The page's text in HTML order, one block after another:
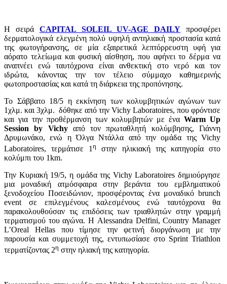
Η σειρά CAPITAL SOLEIL UV-AGE DAILY προσφέρει
δερματολογικά ελεγμένη πολύ υψηλή αντηλιακή προστασία κατά
της φωτογήρανσης, σε μία εξαιρετικά λεπτόρρευστη υφή για
αόρατο τελείωμα και φυσική αίσθηση, που αφήνει το δέρμα να
αναπνέει ενώ ταυτόχρονα είναι ανθεκτική στο νερό και τον
ιδρώτα, κάνοντας την τον τέλειο σύμμαχο καθημερινής
φωτοπροστασίας και κατά τη διάρκεια της προπόνησης.
Το Σάββατο 18/5 η εκκίνηση των κολυμβητικών αγώνων των
1χλμ. και 3χλμ. δόθηκε από την Vichy Laboratoires, που φρόντισε
και για την προθέρμανση των κολυμβητών με ένα Warm Up
Session by Vichyαπό τον πρωταθλητή κολύμβησης, Γιάννη
Δρυμωνάκο, ενώ η Όλγα Ντάλλα από την ομάδα της Vichy
Laboratoires, τερμάτισε 1η
στην ηλικιακή της κατηγορία στο
κολύμπι του 1km.
Την Κυριακή 19/5, η ομάδα της Vichy Laboratoires δημιούργησε
μια μοναδική ατμόσφαιρα στην βεράντα του εμβληματικού
ξενοδοχείου Ποσειδώνιον, προσφέροντας ένα μοναδικό brunch
event σε επιλεγμένους καλεσμένους ενώ ταυτόχρονα θα
παρακολουθούσαν τις επιδόσεις των τριαθλητών στην γραμμή
τερματισμού του αγώνα. Η Alessandra Delfini, Country Manager
L’Oreal Hellas που τίμησε την φετινή διοργάνωση με την
παρουσία και συμμετοχή της, εντυπωσίασε στο Sprint Triathlon
τερματίζοντας 2η στην ηλιακή της κατηγορία.